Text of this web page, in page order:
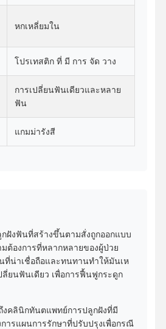
ถอดได้
ดหยุ่น
วามละเอียด
หกเหลี่ยมใน
โปรเทสติก ที่ มี การ จัด วาง
การเปลี่ยนฟันเดียวและหลาย
ฟัน
แกมม่ารังสี
กฝังฟันที่สร้างขึ้นตามสั่งถูกออกแบบ
ต้องการที่หลากหลายของผู้ป่วย
ที่น่าเชื่อถือและทนทานทําให้มันเห
ลี่ยนฟันเดียว เพื่อการฟื้นฟูกระดูก
งคลินิกทันตแพทย์การปลูกฝังที่มี
ารแผนการรักษาที่ปรับปรุงเพื่อกรณี